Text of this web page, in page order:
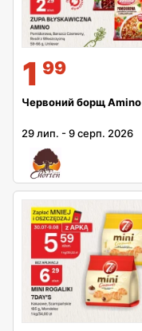
1 99
Червоний борщ Amino
29 лип. -9 серп. 2026